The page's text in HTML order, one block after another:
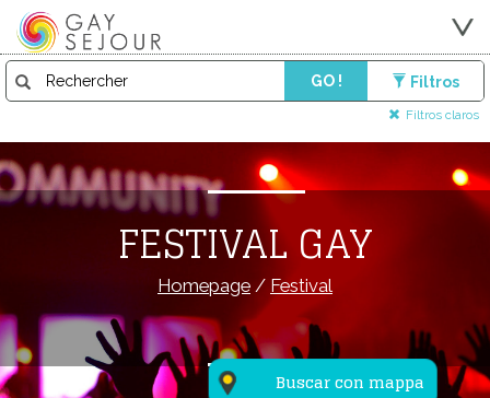
GO ! Filtros
Filtros claros
Buscar con mappa
FESTIVAL GAY
Homepage / Festival